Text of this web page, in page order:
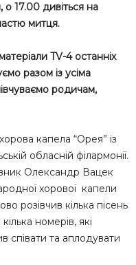
о 17.00 дивіться на
митця.
TV-4 останніх
разом із усіма
родичам,
капела “Орея” із
обласній філармонії.
Олександр Вацек
хорової капели
розівчив кілька пісень
номерів, які
співати та аплодувати